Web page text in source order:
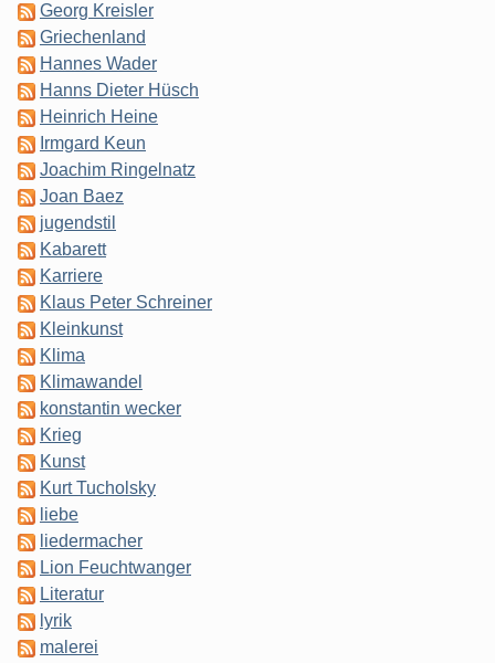
Georg Kreisler
Griechenland
Hannes Wader
Hanns Dieter Hüsch
Heinrich Heine
Irmgard Keun
Joachim Ringelnatz
Joan Baez
jugendstil
Kabarett
Karriere
Klaus Peter Schreiner
Kleinkunst
Klima
Klimawandel
konstantin wecker
Krieg
Kunst
Kurt Tucholsky
liebe
liedermacher
Lion Feuchtwanger
Literatur
lyrik
malerei